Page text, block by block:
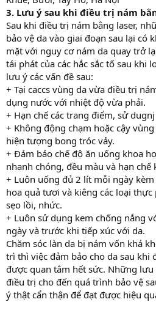
3. Lưu ý sau khi điều trị nám
Sau khi điều trị nám bằng laser,
bảo vệ da vào giai đoạn sau lại có
mặt với nguy cơ nám da quay trở
tái phát của các hắc sắc tố sau khi
lưu ý các vấn đề sau:
+ Tại caccs vùng da vừa điều trị
dụng nước với nhiệt độ vừa phải.
+ Hạn chế các trang điểm, sử
+ Không động chạm hoặc cậy
hiện tượng bong tróc vảy.
+ Đảm bảo chế độ ăn uống khoa
nhanh chóng, đều màu và hạn chế
+ Luôn uống đủ 2 lít mỗi ngày
hoa quả tươi và kiêng các loại
sẹo lồi, nhức.
+ Luôn sử dụng kem chống nắng
ngày và trước khi tiếp xúc với da.
Chăm sóc làn da bị nám vốn khá
trì thì việc đảm bảo cho da sau khi
được quan tâm hết sức. Những
điều trị cho đến quá trình bảo vệ
ý thật cẩn thận để đạt được hiệu